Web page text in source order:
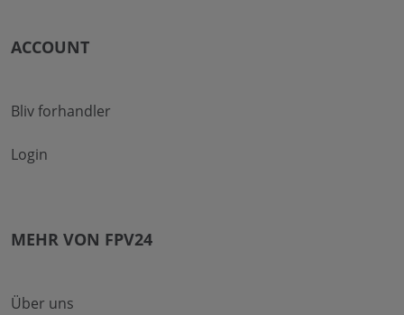
ACCOUNT
Bliv forhandler
Login
MEHR VON FPV24
Über uns